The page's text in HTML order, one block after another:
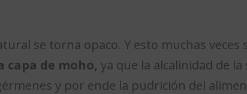
se torna opaco. Y esto muchas veces
capa de moho, ya que la alcalinidad de
y por ende la pudrición del